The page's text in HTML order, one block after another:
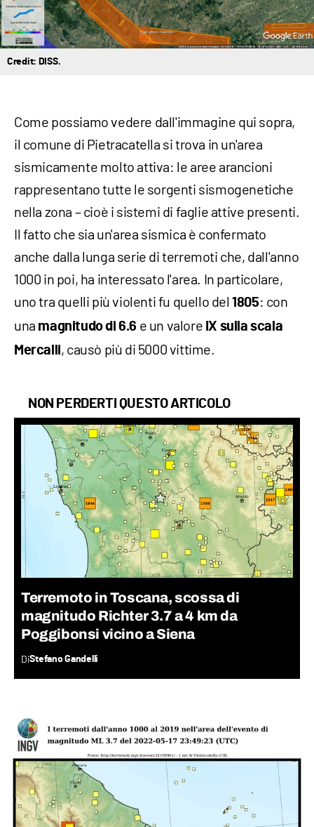
Credit: DISS.
Come possiamo vedere dall'immagine qui sopra,
il comune di Pietracatella si trova in un'area
sismicamente molto attiva: le aree arancioni
rappresentano tutte le sorgenti sismogenetiche
nella zona – cioè i sistemi di faglie attive presenti.
Il fatto che sia un'area sismica è confermato
anche dalla lunga serie di terremoti che, dall'anno
1000 in poi, ha interessato l'area. In particolare,
uno tra quelli più violenti fu quello del1805: con
una magnitudo di 6.6 e un valore IX sulla scala
Mercalli, causò più di 5000 vittime.
NON PERDERTI QUESTO ARTICOLO
Terremoto in Toscana, scossa di
magnitudo Richter 3.7 a 4 km da
Poggibonsi vicino a Siena
DiStefano Gandelli